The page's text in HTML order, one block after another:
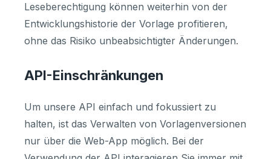
Leseberechtigung können weiterhin von der
Entwicklungshistorie der Vorlage profitieren,
ohne das Risiko unbeabsichtigter Änderungen.
API-Einschränkungen
Um unsere API einfach und fokussiert zu
halten, ist das Verwalten von Vorlagenversionen
nur über die Web-App möglich. Bei der